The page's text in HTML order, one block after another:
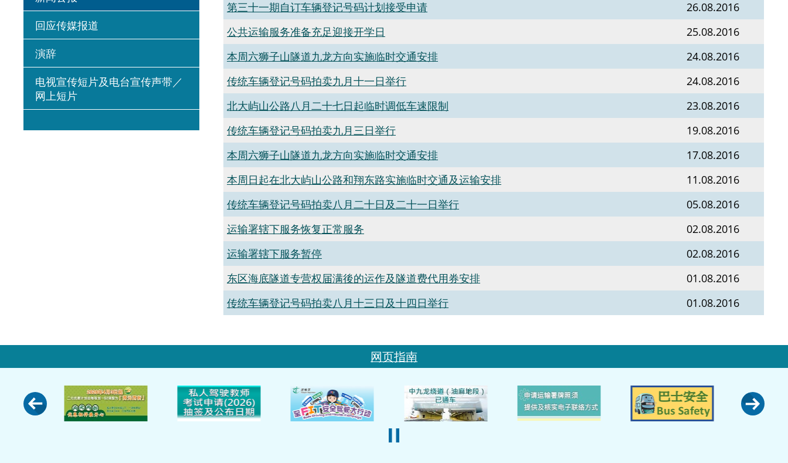
回应传媒报道
演辞
电视宣传短片及电台宣传声带／
网上短片
第三十一期自订车辆登记号码计划接受申请
26.08.2016
公共运输服务准备充足迎接开学日
25.08.2016
本周六狮子山隧道九龙方向实施临时交通安排
24.08.2016
传统车辆登记号码拍卖九月十一日举行
24.08.2016
北大屿山公路八月二十七日起临时调低车速限制
23.08.2016
传统车辆登记号码拍卖九月三日举行
19.08.2016
本周六狮子山隧道九龙方向实施临时交通安排
17.08.2016
本周日起在北大屿山公路和翔东路实施临时交通及运输安排
11.08.2016
传统车辆登记号码拍卖八月二十日及二十一日举行
05.08.2016
运输署辖下服务恢复正常服务
02.08.2016
运输署辖下服务暂停
02.08.2016
东区海底隧道专营权届满後的运作及隧道费代用券安排
01.08.2016
传统车辆登记号码拍卖八月十三日及十四日举行
01.08.2016
网页指南